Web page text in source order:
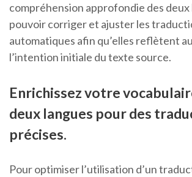
compréhension approfondie des
pouvoir corriger et ajuster les
automatiques afin qu’elles reflètent
l’intention initiale du texte source.
Enrichissez votre
deux langues pour des
précises.
Pour optimiser l’utilisation d’un